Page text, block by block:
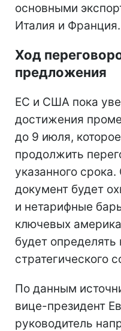
основными
Италия и Франция.
Ход
предложения
ЕС и США пока
достижения
до 9 июля,
продолжить
указанного
документ будет
и нетарифные
ключевых
будет определять
стратегического
По данным
вице-президент
руководитель